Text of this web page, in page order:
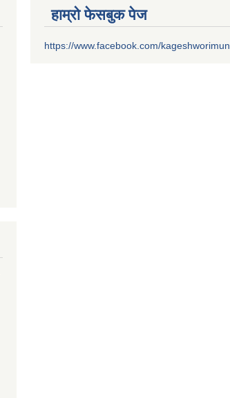
हाम्रो फेसबुक पेज
https://www.facebook.com/kageshworimun